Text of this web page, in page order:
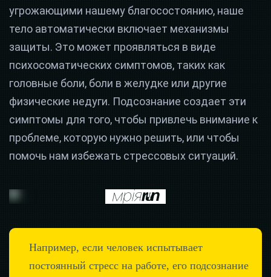
угрожающими нашему благосостоянию, наше
тело автоматически включает механизмы
защиты. Это может проявляться в виде
психосоматических симптомов, таких как
головные боли, боли в желудке или другие
физические недуги. Подсознание создает эти
симптомы для того, чтобы привлечь внимание к
проблеме, которую нужно решить, или чтобы
помочь нам избежать стрессовых ситуаций.
Например, если человек испытывает
постоянный стресс на работе, его подсознание